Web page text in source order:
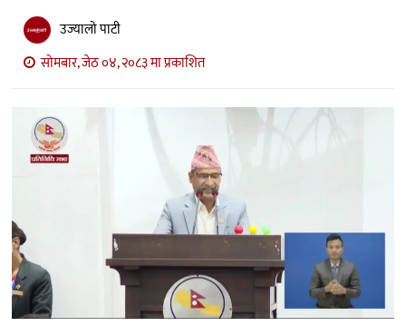
अन्तर्वार्ता
मनोरञ्जन
प्रविधि
खेलकुद
उज्यालो पाटी
सोमबार, जेठ ०४, २०८३ मा प्रकाशित